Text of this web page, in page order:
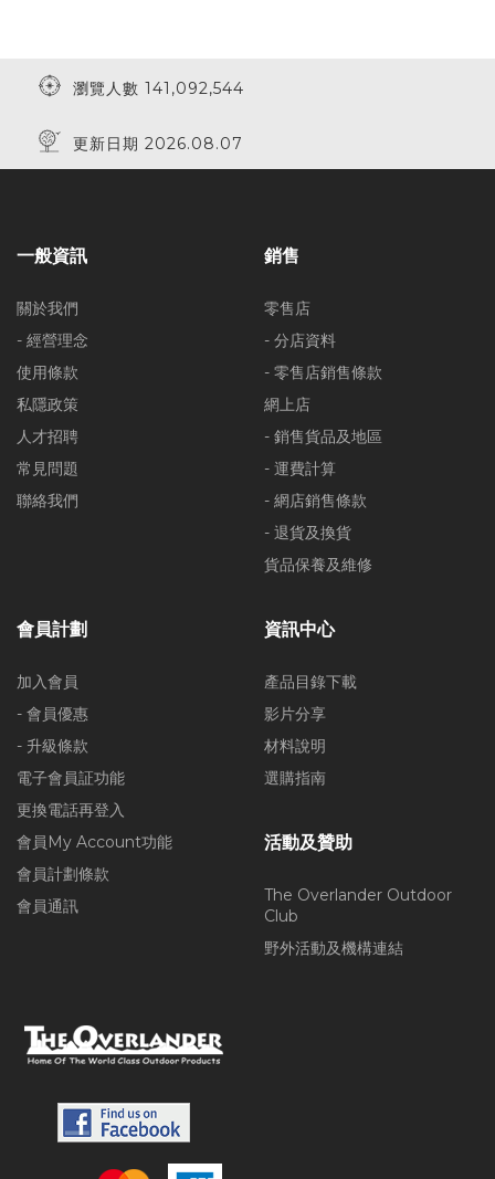
瀏覽人數 141,092,544
更新日期 2026.08.07
一般資訊
關於我們
- 經營理念
使用條款
私隱政策
人才招聘
常見問題
聯絡我們
銷售
零售店
- 分店資料
- 零售店銷售條款
網上店
- 銷售貨品及地區
- 運費計算
- 網店銷售條款
- 退貨及換貨
貨品保養及維修
會員計劃
加入會員
- 會員優惠
- 升級條款
電子會員証功能
更換電話再登入
會員My Account功能
會員計劃條款
會員通訊
資訊中心
產品目錄下載
影片分享
材料說明
選購指南
活動及贊助
The Overlander Outdoor
Club
野外活動及機構連結